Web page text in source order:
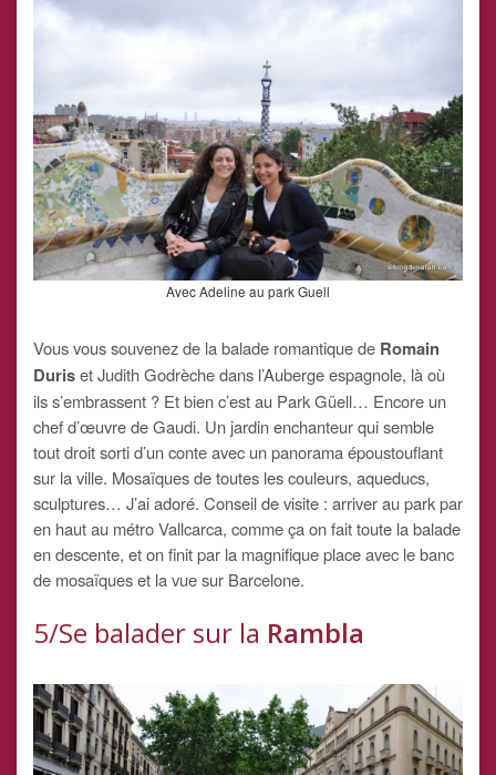
Avec Adeline au park Guell
Vous vous souvenez de la balade romantique de Romain
Duriset Judith Godrèche dans l’Auberge espagnole, là où
ils s’embrassent ? Et bien c’est au Park Güell… Encore un
chef d’œuvre de Gaudi. Un jardin enchanteur qui semble
tout droit sorti d’un conte avec un panorama époustouflant
sur la ville. Mosaïques de toutes les couleurs, aqueducs,
sculptures… J’ai adoré. Conseil de visite : arriver au park par
en haut au métro Vallcarca, comme ça on fait toute la balade
en descente, et on finit par la magnifique place avec le banc
de mosaïques et la vue sur Barcelone.
5/Se balader sur la Rambla